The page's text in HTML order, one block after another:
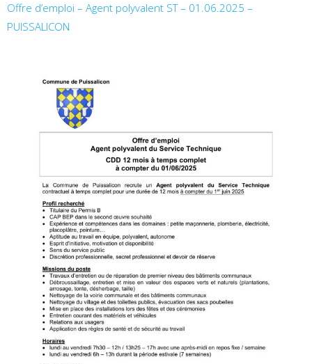
Offre d’emploi – Agent polyvalent ST – 01.06.2025 –
PUISSALICON